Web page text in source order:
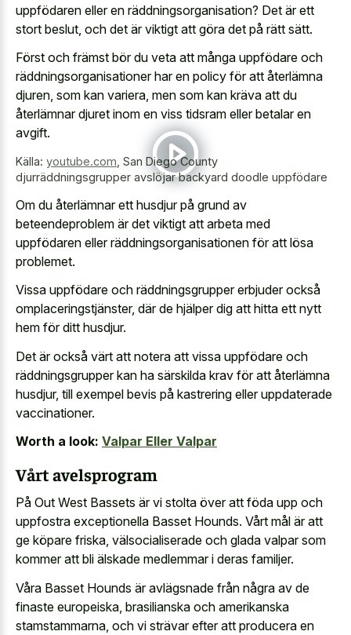
uppfödaren eller en räddningsorganisation? Det är ett
stort beslut, och det är viktigt att göra det på rätt sätt.
Först och främst bör du veta att många uppfödare och
räddningsorganisationer har en policy för att återlämna
djuren, som kan variera, men som kan kräva att du
återlämnar djuret inom en viss tidsram eller betalar en
avgift.
Källa: youtube.com San Diego County
djurräddningsgrupper avslöjar backyard doodle uppfödare
Om du återlämnar ett husdjur på grund av
beteendeproblem är det viktigt att arbeta med
uppfödaren eller räddningsorganisationen för att lösa
problemet.
Vissa uppfödare och räddningsgrupper erbjuder också
omplaceringstjänster, där de hjälper dig att hitta ett nytt
hem för ditt husdjur.
Det är också värt att notera att vissa uppfödare och
räddningsgrupper kan ha särskilda krav för att återlämna
husdjur, till exempel bevis på kastrering eller uppdaterade
vaccinationer.
Worth a look: Valpar Eller Valpar
Vårt avelsprogram
På Out West Bassets är vi stolta över att föda upp och
uppfostra exceptionella Basset Hounds. Vårt mål är att
ge köpare friska, välsocialiserade och glada valpar som
kommer att bli älskade medlemmar i deras familjer.
Våra Basset Hounds är avlägsnade från några av de
finaste europeiska, brasilianska och amerikanska
stamstammarna, och vi strävar efter att producera en